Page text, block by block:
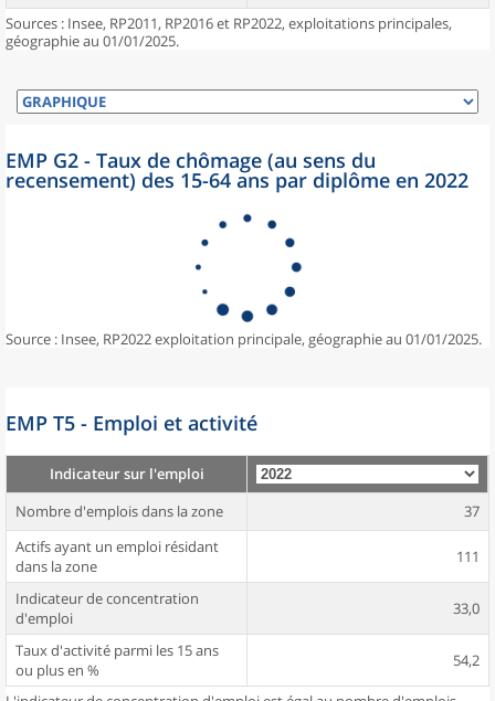
Sources : Insee, RP2011, RP2016 et RP2022, exploitations principales,
géographie au 01/01/2025.
EMP G2 - Taux de chômage (au sens du
recensement) des 15-64 ans par diplôme en 2022
Source : Insee, RP2022 exploitation principale, géographie au 01/01/2025.
EMP T5 - Emploi et activité
Indicateur sur l'emploi
Nombre d'emplois dans la zone
37
Actifs ayant un emploi résidant
dans la zone
111
Indicateur de concentration
d'emploi
33,0
Taux d'activité parmi les 15 ans
ou plus en %
54,2